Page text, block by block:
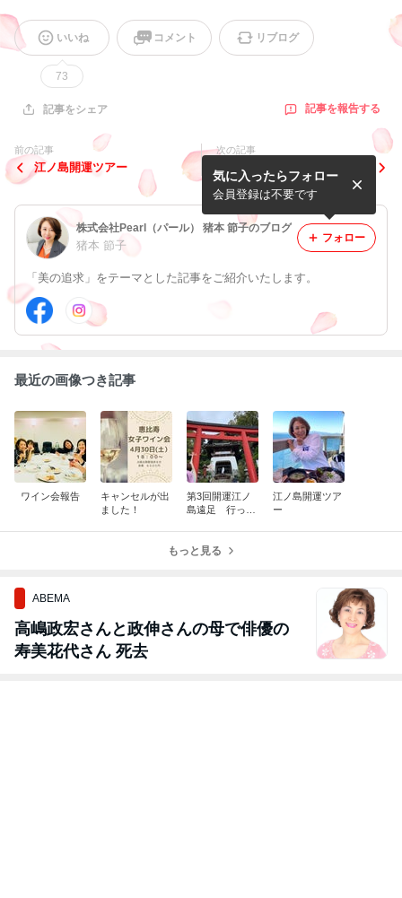
いいね
73
コメント リブログ
記事をシェア 記事を報告する
前の記事
江ノ島開運ツアー
次の記事
株式会社Pearl（パール） 猪本 節子のブログ
猪本 節子
「美の追求」をテーマとした記事をご紹介いたします。
気に入ったらフォロー
会員登録は不要です
フォロー
最近の画像つき記事
ワイン会報告
キャンセルが出
ました！
第3回開運江ノ
島遠足 行って
江ノ島開運ツア
ー
もっと見る
ABEMA
高嶋政宏さんと政伸さんの母で俳優の
寿美花代さん 死去